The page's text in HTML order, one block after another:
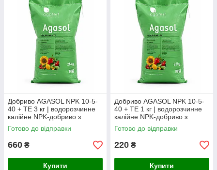
Добриво AGASOL NPK 10-5-
40 + TE 3 кг | водорозчинне
калійне NPK-добриво з
мікроелементами (фасоване
з мішка)
Готово до відправки
660 ₴
Купити
Добриво AGASOL NPK 10-5-
40 + TE 1 кг | водорозчинне
калійне NPK-добриво з
мікроелементами (фасоване
з мішка)
Готово до відправки
220 ₴
Купити